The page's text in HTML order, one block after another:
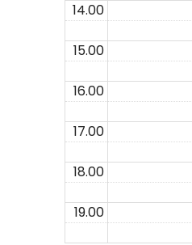
14.00
15.00
16.00
17.00
18.00
19.00